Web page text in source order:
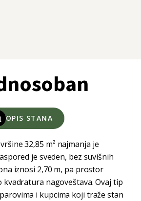
OPIS STANA
32,85 m² najmanja je
je sveden, bez suvišnih
iznosi 2,70 m, pa prostor
kvadratura nagoveštava. Ovaj tip
i kupcima koji traže stan